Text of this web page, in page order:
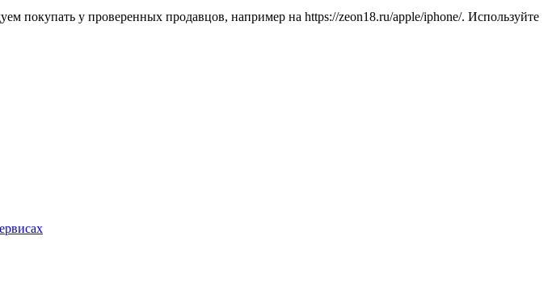
покупать у проверенных продавцов, например на https://zeon18.ru/apple/iphone/. Используйте